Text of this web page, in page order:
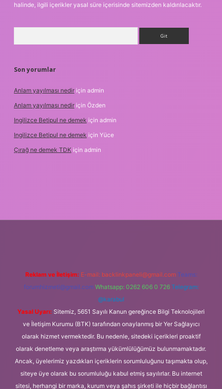
halinde, ilgili içerikler yasal süre içerisinde sitemizden kaldırılacaktır.
Son yorumlar
Anlam yayılması nedir için admin
Anlam yayılması nedir için Özden
Ingilizce Betipul ne demek için admin
Ingilizce Betipul ne demek için Yüce
Çırağ ne demek TDK için admin
Reklam ve İletişim: E-mail: backlinkpaneli@gmail.com Teams:
forumhizmeti@gmail.com Whatsapp: 0262 606 0 726 Telegram:
@karabul
Yasal Uyarı: Sitemiz, 5651 Sayılı Kanun gereğince Bilgi Teknolojileri
ve İletişim Kurumu (BTK) tarafından onaylanmış bir Yer Sağlayıcı
olarak hizmet vermektedir. Bu nedenle, sitedeki içerikleri proaktif
olarak denetleme veya araştırma yükümlülüğümüz bulunmamaktadır.
Ancak, üyelerimiz yazdıkları içeriklerin sorumluluğunu taşımakta olup,
siteye üye olarak bu sorumluluğu kabul etmiş sayılırlar. Bu internet
sitesi, herhangi bir marka, kurum veya şahıs şirketi ile hiçbir bağlantısı